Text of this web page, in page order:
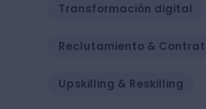
Transformación digital
Reclutamiento &
Upskilling & Reskilling